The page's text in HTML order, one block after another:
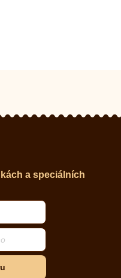
a speciálních